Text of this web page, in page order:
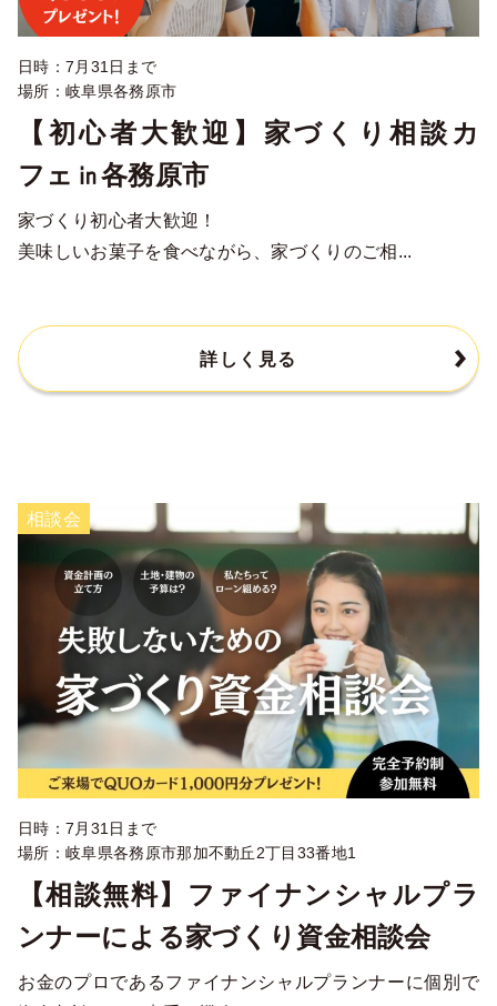
日時：7月31日まで
場所：岐阜県各務原市
【初心者大歓迎】家づくり相談カ
フェ㏌各務原市
家づくり初心者大歓迎！
美味しいお菓子を食べながら、家づくりのご相...
詳しく見る
相談会
日時：7月31日まで
場所：岐阜県各務原市那加不動丘2丁目33番地1
【相談無料】ファイナンシャルプラ
ンナーによる家づくり資金相談会
お金のプロであるファイナンシャルプランナーに個別で